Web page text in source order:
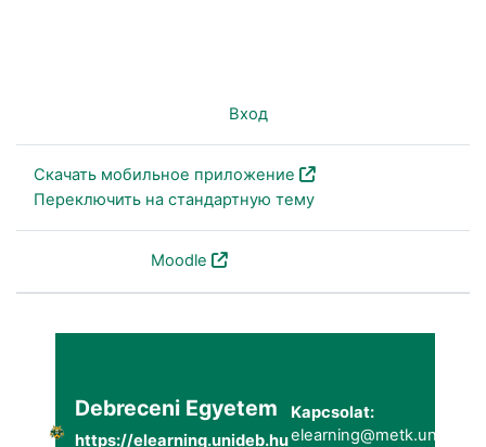
Вход
Скачать мобильное приложение
Переключить на стандартную тему
Moodle
Debreceni Egyetem
https://elearning.unideb.hu
Kapcsolat: